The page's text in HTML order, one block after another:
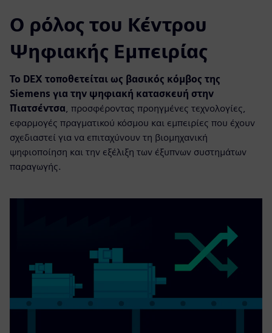
Ο ρόλος του Κέντρου
Ψηφιακής Εμπειρίας
Το DEX τοποθετείται ως βασικός κόμβος της
Siemens για την ψηφιακή κατασκευή στην
Πιατσέντσα , προσφέροντας προηγμένες τεχνολογίες,
εφαρμογές πραγματικού κόσμου και εμπειρίες που έχουν
σχεδιαστεί για να επιταχύνουν τη βιομηχανική
ψηφιοποίηση και την εξέλιξη των έξυπνων συστημάτων
παραγωγής.